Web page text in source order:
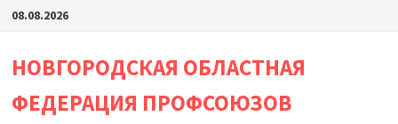
Перейти
содержимому
08.08.2026
НОВГОРОДСКАЯ ОБЛАСТНАЯ
ФЕДЕРАЦИЯ ПРОФСОЮЗОВ